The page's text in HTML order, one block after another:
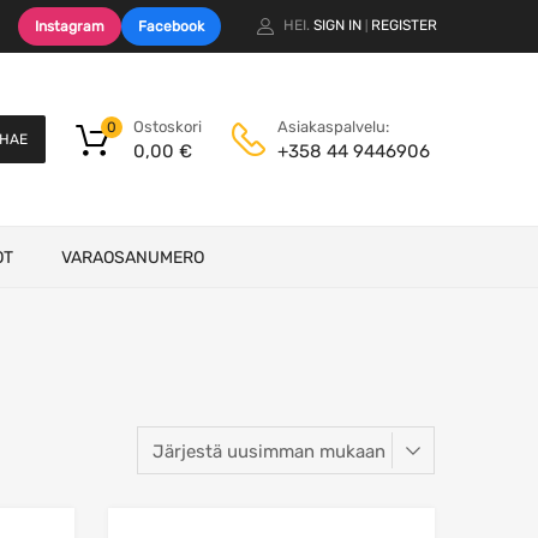
Instagram Facebook HEI. SIGN IN REGISTER
HAE
Ostoskori
0,00 €
0 Asiakaspalvelu:
+358 44 9446906
VARAOSANUMERO